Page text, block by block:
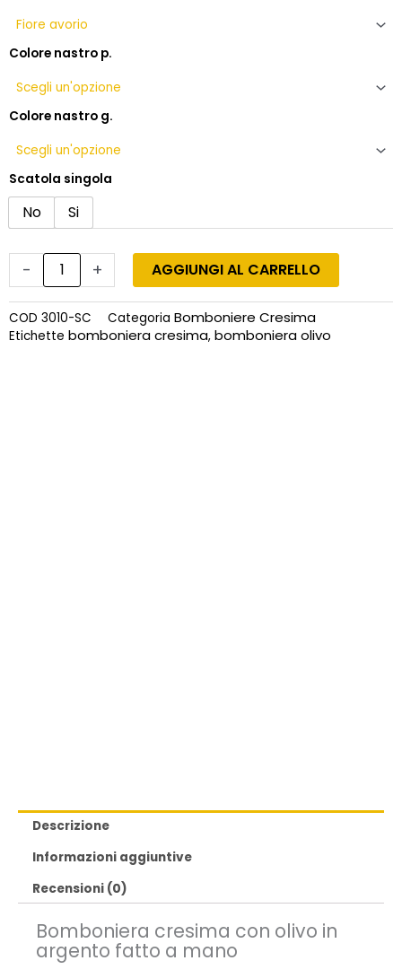
Colore nastro p.
Colore nastro g.
Scatola singola
No Si
-
mano
quantità
+ AGGIUNGI AL CARRELLO
COD 3010-SC Categoria Bomboniere Cresima
Etichette bomboniera cresima, bomboniera olivo
Descrizione
Informazioni aggiuntive
Recensioni (0)
Bomboniera cresima con olivo in
argento fatto a mano